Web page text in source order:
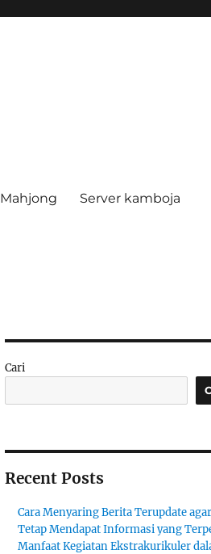
Mahjong Server kamboja
Cari
Recent Posts
Cara Menyaring Berita Terupdate agar
Tetap Mendapat Informasi yang
Manfaat Kegiatan Ekstrakurikuler